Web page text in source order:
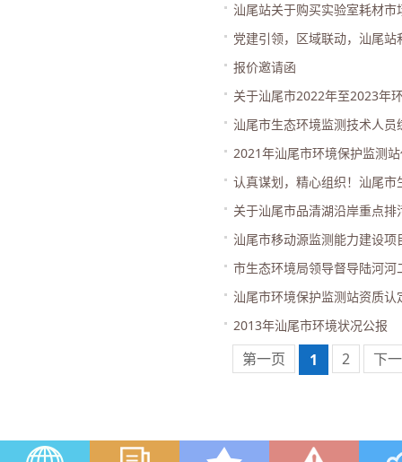
汕尾站关于购买实验室耗材市
党建引领，区域联动，汕尾
报价邀请函
关于汕尾市2022年至2023年
汕尾市生态环境监测技术人
2021年汕尾市环境保护监测
认真谋划，精心组织！汕尾
关于汕尾市品清湖沿岸重点
汕尾市移动源监测能力建设项
市生态环境局领导督导陆河河
汕尾市环境保护监测站资质认
2013年汕尾市环境状况公报
第一页 1 2 下